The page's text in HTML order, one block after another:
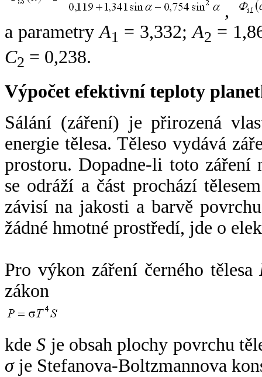
,
a parametryA1 = 3,332;A2 =
C2 = 0,238.
Výpočet efektivní teploty
Sálání (záření) je přirozená
energie tělesa. Těleso vydává
prostoru. Dopadne-li toto záření
se odráží a část prochází
závisí na jakosti a barvě
žádné hmotné prostředí, jde o
Pro výkon záření černého tělesa
zákon
kdeS je obsah plochy povrchu
σje Stefanova-Boltzmannova